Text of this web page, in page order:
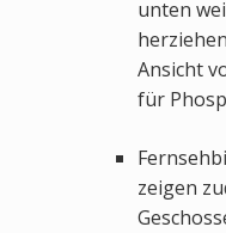
unten
Ansicht
für
zeigen